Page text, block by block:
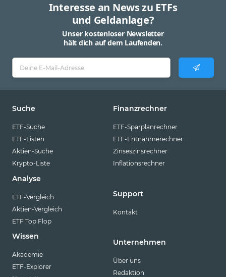
Interesse an News zu ETFs
und Geldanlage?
Unser kostenloser Newsletter
hält dich auf dem Laufenden.
Suche
ETF-Suche
ETF-Listen
Aktien-Suche
Krypto-Liste
Analyse
ETF-Vergleich
Aktien-Vergleich
ETF Top Flop
Wissen
Akademie
ETF-Explorer
Finanzrechner
ETF-Sparplanrechner
ETF-Entnahmerechner
Zinseszinsrechner
Inflationsrechner
Support
Kontakt
Unternehmen
Über uns
Redaktion